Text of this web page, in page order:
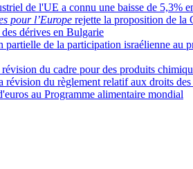
de l'UE a connu une baisse de 5,3%
pour l’Europe rejette la proposition de la
dérives en Bulgarie
partielle de la participation israélienne au
du cadre pour des produits
révision du règlement relatif aux droits
au Programme alimentaire mondial